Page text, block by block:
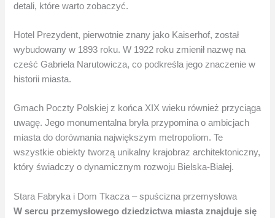
detali, które warto zobaczyć.
Hotel Prezydent, pierwotnie znany jako Kaiserhof, został
wybudowany w 1893 roku. W 1922 roku zmienił nazwę na
cześć Gabriela Narutowicza, co podkreśla jego znaczenie w
historii miasta.
Gmach Poczty Polskiej z końca XIX wieku również przyciąga
uwagę. Jego monumentalna bryła przypomina o ambicjach
miasta do dorównania największym metropoliom. Te
wszystkie obiekty tworzą unikalny krajobraz architektoniczny,
który świadczy o dynamicznym rozwoju Bielska-Białej.
Stara Fabryka i Dom Tkacza – spuścizna przemysłowa
W sercu przemysłowego dziedzictwa miasta znajduje się